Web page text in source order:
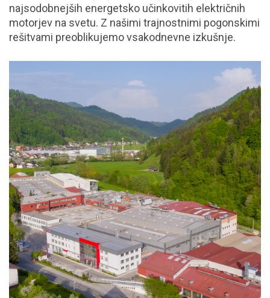
najsodobnejših energetsko učinkovitih električnih
motorjev na svetu. Z našimi trajnostnimi pogonskimi
rešitvami preoblikujemo vsakodnevne izkušnje.